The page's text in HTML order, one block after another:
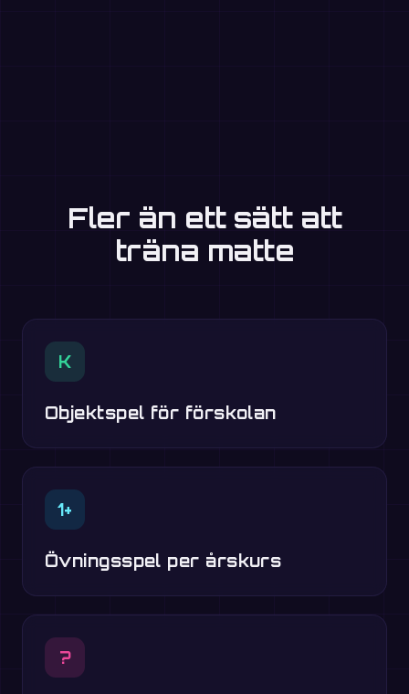
Fler än ett sätt att
träna matte
K
Objektspel för förskolan
1+
Övningsspel per årskurs
?